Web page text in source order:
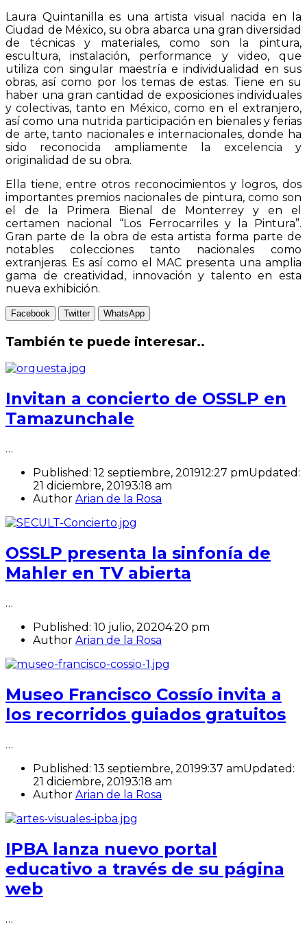
Laura Quintanilla es una artista visual nacida en la
Ciudad de México, su obra abarca una gran diversidad
de técnicas y materiales, como son la pintura,
escultura, instalación, performance y video, que
utiliza con singular maestría e individualidad en sus
obras, así como por los temas de estas. Tiene en su
haber una gran cantidad de exposiciones individuales
y colectivas, tanto en México, como en el extranjero,
así como una nutrida participación en bienales y ferias
de arte, tanto nacionales e internacionales, donde ha
sido reconocida ampliamente la excelencia y
originalidad de su obra.
Ella tiene, entre otros reconocimientos y logros, dos
importantes premios nacionales de pintura, como son
el de la Primera Bienal de Monterrey y en el
certamen nacional “Los Ferrocarriles y la Pintura”.
Gran parte de la obra de esta artista forma parte de
notables colecciones tanto nacionales como
extranjeras. Es así como el MAC presenta una amplia
gama de creatividad, innovación y talento en esta
nueva exhibición.
Facebook Twitter WhatsApp
También te puede interesar..
Invitan a concierto de OSSLP en
Tamazunchale
…
Published: 12 septiembre, 201912:27 pmUpdated:
21 diciembre, 20193:18 am
Author Arian de la Rosa
OSSLP presenta la sinfonía de
Mahler en TV abierta
…
Published: 10 julio, 20204:20 pm
Author Arian de la Rosa
Museo Francisco Cossío invita a
los recorridos guiados gratuitos
…
Published: 13 septiembre, 20199:37 amUpdated:
21 diciembre, 20193:18 am
Author Arian de la Rosa
IPBA lanza nuevo portal
educativo a través de su página
web
…